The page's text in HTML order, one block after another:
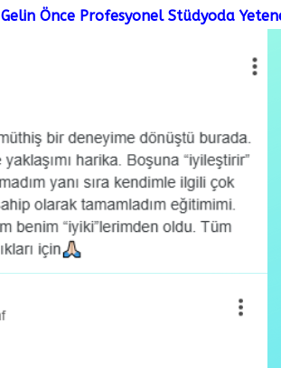
Gelin Önce Profesyonel Stüdyoda